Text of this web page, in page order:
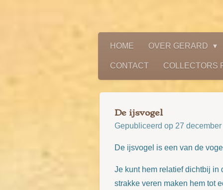
HOME OVER GERARD
CONTACT COLLECTORS
De ijsvogel
Gepubliceerd op 27
De ijsvogel is een van de
Je kunt hem relatief dichtbij in
strakke veren maken hem tot